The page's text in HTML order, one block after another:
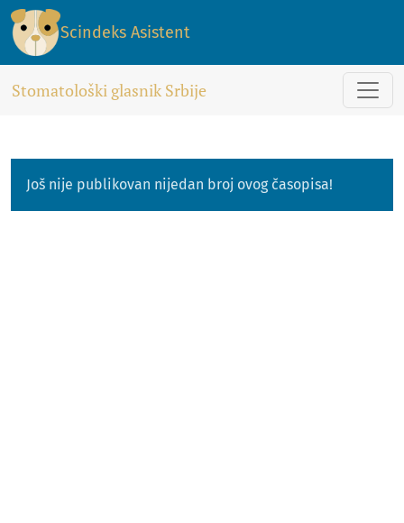
Scindeks Asistent
Stomatološki glasnik Srbije
Još nije publikovan nijedan broj ovog časopisa!